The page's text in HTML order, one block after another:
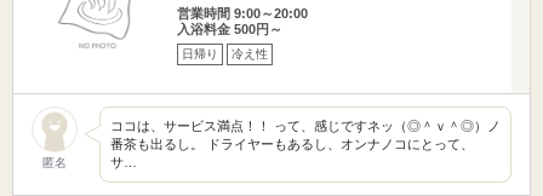
営業時間 9:00～20:00
入浴料金 500円～
日帰り 冷え性
匿名
ココは、サービス満点！！ って、感じですネッ（◎＾ｖ＾◎）ノ
番茶も出るし。 ドライヤーもあるし、オンナノコにとって、
サ…